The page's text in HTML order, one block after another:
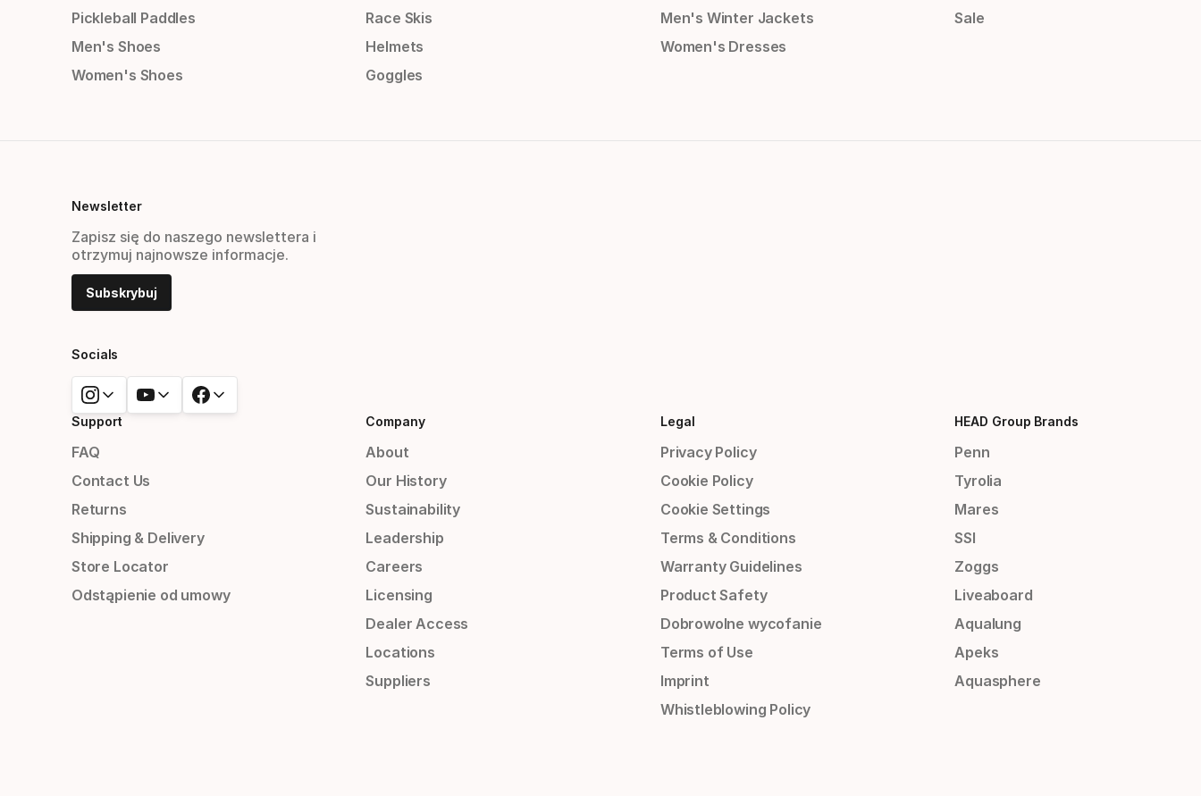
Pickleball Paddles
Men's Shoes
Women's Shoes
Race Skis
Helmets
Goggles
Men's Winter Jackets
Women's Dresses
Sale
Newsletter
Zapisz się do naszego newslettera i
otrzymuj najnowsze informacje.
Subskrybuj
Socials
Support
FAQ
Contact Us
Returns
Shipping & Delivery
Store Locator
Odstąpienie od umowy
Company
About
Our History
Sustainability
Leadership
Careers
Licensing
Dealer Access
Locations
Suppliers
Legal
Privacy Policy
Cookie Policy
Cookie Settings
Terms & Conditions
Warranty Guidelines
Product Safety
Dobrowolne wycofanie
Terms of Use
Imprint
Whistleblowing Policy
HEAD Group Brands
Penn
Tyrolia
Mares
SSI
Zoggs
Liveaboard
Aqualung
Apeks
Aquasphere